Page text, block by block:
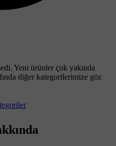
Yeni ürünler çok yakında
diğer kategorilerimize göz